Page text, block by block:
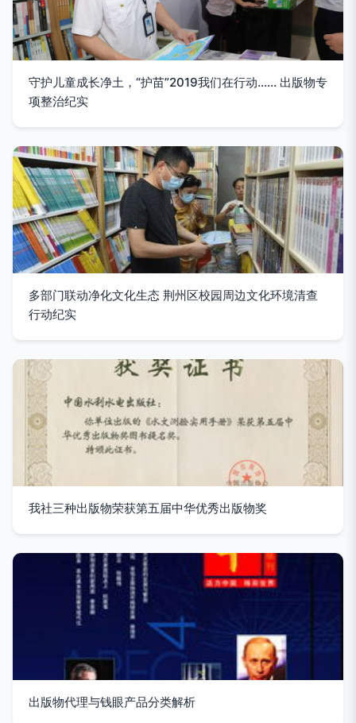
守护儿童成长净土，“护苗”2019我们在行动…… 出版物专
项整治纪实
多部门联动净化文化生态 荆州区校园周边文化环境清查
行动纪实
我社三种出版物荣获第五届中华优秀出版物奖
出版物代理与钱眼产品分类解析